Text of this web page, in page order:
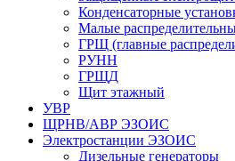
Конденсаторные
Малые
ГРЩ (главные
РУНН
ГРЩД
Щит этажный
УВР
ЩРНВ/АВР ЭЗОИС
Электростанции ЭЗОИС
Дизельные генераторы